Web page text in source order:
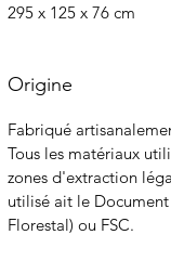
295 x 125 x 76 cm
Origine
Fabriqué
Tous les matériaux
zones d'extraction
utilisé ait le
Florestal) ou FSC.